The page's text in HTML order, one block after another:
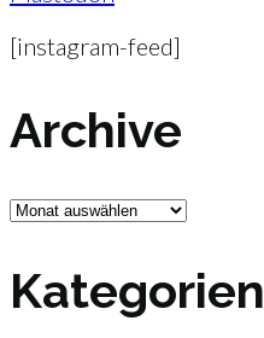
[instagram-feed]
Archive
Archive
Kategorien